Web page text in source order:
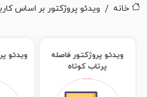
خانه ویدئو پروژکتور بر اساس
ویدئو پروژکتور فاصله
پرتاب کوتاه
ویدئو